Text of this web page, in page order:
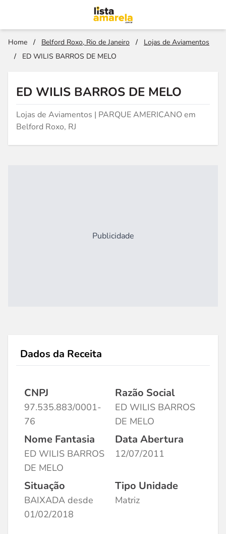
Home / Belford Roxo, Rio de Janeiro /
Lojas de Aviamentos
/
ED WILIS BARROS DE MELO
ED WILIS BARROS DE MELO
Lojas de Aviamentos | PARQUE AMERICANO em
Belford Roxo, RJ
Publicidade
Dados da Receita
CNPJ
97.535.883/0001-
76
Razão Social
ED WILIS BARROS
DE MELO
Nome Fantasia
ED WILIS BARROS
DE MELO
Data Abertura
12/07/2011
Situação
BAIXADA desde
01/02/2018
Tipo Unidade
Matriz